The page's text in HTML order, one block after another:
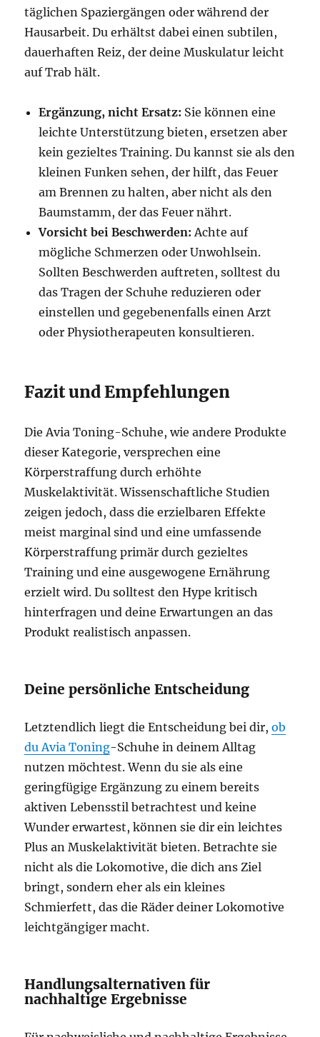
täglichen Spaziergängen oder während der
Hausarbeit. Du erhältst dabei einen subtilen,
dauerhaften Reiz, der deine Muskulatur leicht
auf Trab hält.
Ergänzung, nicht Ersatz: Sie können eine
leichte Unterstützung bieten, ersetzen aber
kein gezieltes Training. Du kannst sie als den
kleinen Funken sehen, der hilft, das Feuer
am Brennen zu halten, aber nicht als den
Baumstamm, der das Feuer nährt.
Vorsicht bei Beschwerden: Achte auf
mögliche Schmerzen oder Unwohlsein.
Sollten Beschwerden auftreten, solltest du
das Tragen der Schuhe reduzieren oder
einstellen und gegebenenfalls einen Arzt
oder Physiotherapeuten konsultieren.
Fazit und Empfehlungen
Die Avia Toning-Schuhe, wie andere Produkte
dieser Kategorie, versprechen eine
Körperstraffung durch erhöhte
Muskelaktivität. Wissenschaftliche Studien
zeigen jedoch, dass die erzielbaren Effekte
meist marginal sind und eine umfassende
Körperstraffung primär durch gezieltes
Training und eine ausgewogene Ernährung
erzielt wird. Du solltest den Hype kritisch
hinterfragen und deine Erwartungen an das
Produkt realistisch anpassen.
Deine persönliche Entscheidung
Letztendlich liegt die Entscheidung bei dir,ob
du Avia Toning-Schuhe in deinem Alltag
nutzen möchtest. Wenn du sie als eine
geringfügige Ergänzung zu einem bereits
aktiven Lebensstil betrachtest und keine
Wunder erwartest, können sie dir ein leichtes
Plus an Muskelaktivität bieten. Betrachte sie
nicht als die Lokomotive, die dich ans Ziel
bringt, sondern eher als ein kleines
Schmierfett, das die Räder deiner Lokomotive
leichtgängiger macht.
Handlungsalternativen für
nachhaltige Ergebnisse